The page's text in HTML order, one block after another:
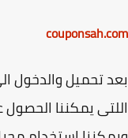
تحميل والدخول
يمكننا الحصول